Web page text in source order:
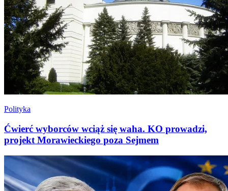
Polityka
Ćwierć wyborców wciąż się waha. KO prowadzi,
projekt Morawieckiego poza Sejmem